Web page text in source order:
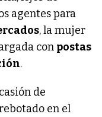
agentes para
, la mujer
con postas
.
de
en el